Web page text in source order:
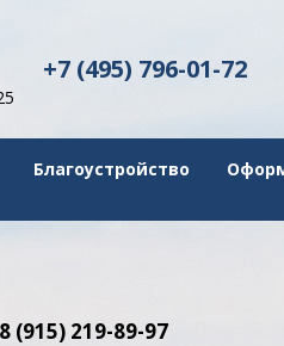
+7 (495) 796-01-72
Благоустройство
(915) 219-89-97